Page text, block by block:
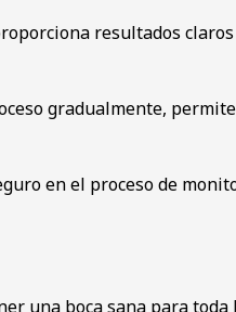
resultados
gradualmente,
en el proceso de
una boca sana para toda